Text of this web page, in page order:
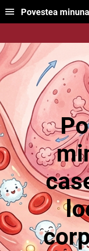
Povestea